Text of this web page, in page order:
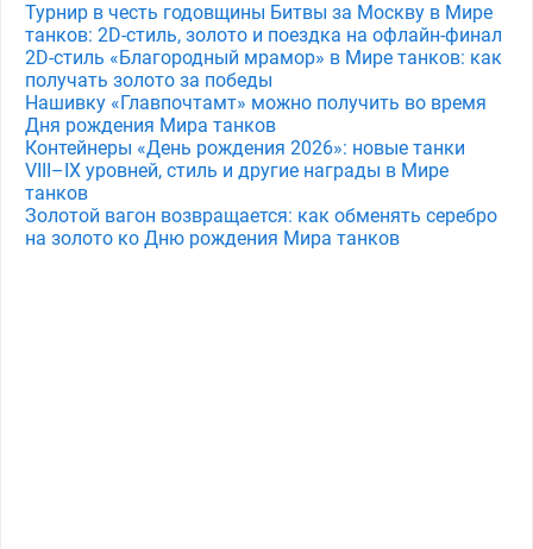
Турнир в честь годовщины Битвы за Москву в Мире
танков: 2D-стиль, золото и поездка на офлайн-финал
2D-стиль «Благородный мрамор» в Мире танков: как
получать золото за победы
Нашивку «Главпочтамт» можно получить во время
Дня рождения Мира танков
Контейнеры «День рождения 2026»: новые танки
VIII–IX уровней, стиль и другие награды в Мире
танков
Золотой вагон возвращается: как обменять серебро
на золото ко Дню рождения Мира танков